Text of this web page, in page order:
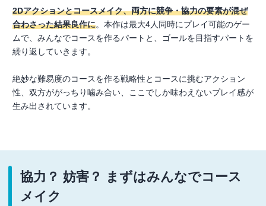
2Dアクションとコースメイク、両方に競争・協力の要素が混ぜ
合わさった結果良作に。本作は最大4人同時にプレイ可能のゲー
ムで、みんなでコースを作るパートと、ゴールを目指すパートを
繰り返していきます。
絶妙な難易度のコースを作る戦略性とコースに挑むアクション
性、双方ががっちり噛み合い、ここでしか味わえないプレイ感が
生み出されています。
協力？ 妨害？ まずはみんなでコース
メイク